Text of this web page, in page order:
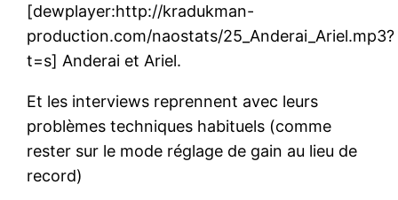
[dewplayer:http://kradukman-
production.com/naostats/25_Anderai_Ariel.mp3?
t=s] Anderai et Ariel.
Et les interviews reprennent avec leurs
problèmes techniques habituels (comme
rester sur le mode réglage de gain au lieu de
record)